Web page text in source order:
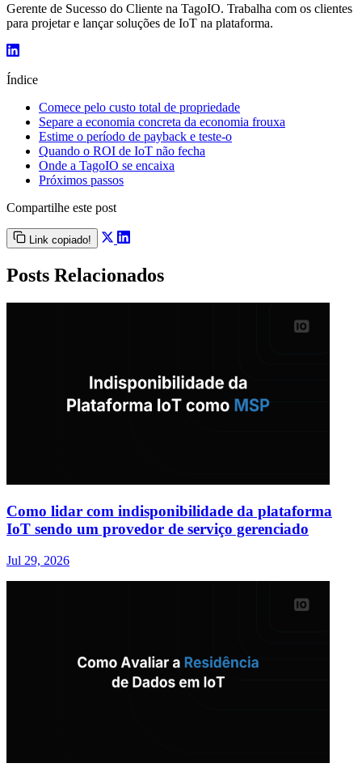
Gerente de Sucesso do Cliente na TagoIO. Trabalha com os clientes
para projetar e lançar soluções de IoT na plataforma.
Índice
Comece pelo custo total de propriedade
Separe a economia concreta da economia frouxa
Estime o período de payback e teste-o
Quando o ROI de IoT não fecha
Onde a TagoIO se encaixa
Próximos passos
Compartilhe este post
Link copiado!
Posts Relacionados
Como lidar com indisponibilidade da plataforma
IoT sendo um provedor de serviço gerenciado
Jul 29, 2026